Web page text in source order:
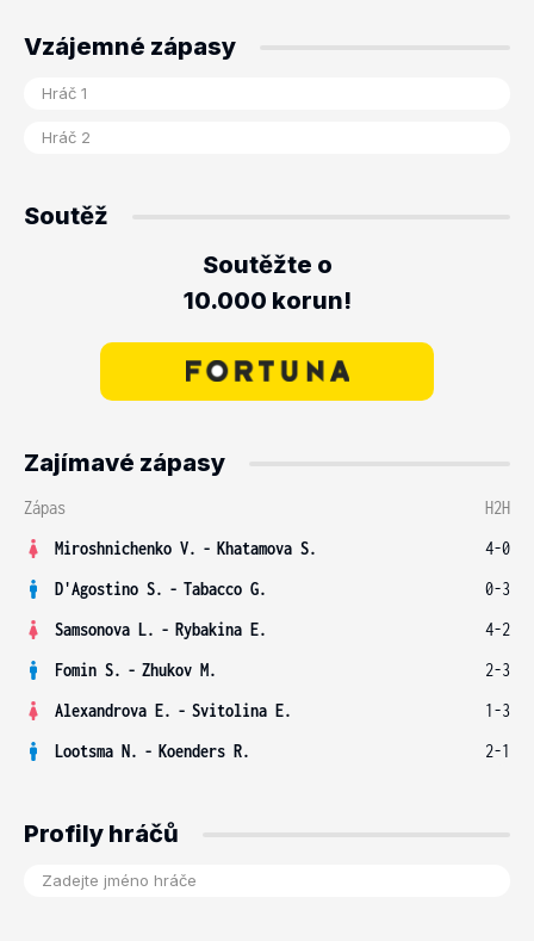
Vzájemné zápasy
Soutěž
Soutěžte o
10.000 korun!
Zajímavé zápasy
Zápas
H2H
Miroshnichenko V. - Khatamova S.
4-0
D'Agostino S. - Tabacco G.
0-3
Samsonova L. - Rybakina E.
4-2
Fomin S. - Zhukov M.
2-3
Alexandrova E. - Svitolina E.
1-3
Lootsma N. - Koenders R. 2-1
Profily hráčů